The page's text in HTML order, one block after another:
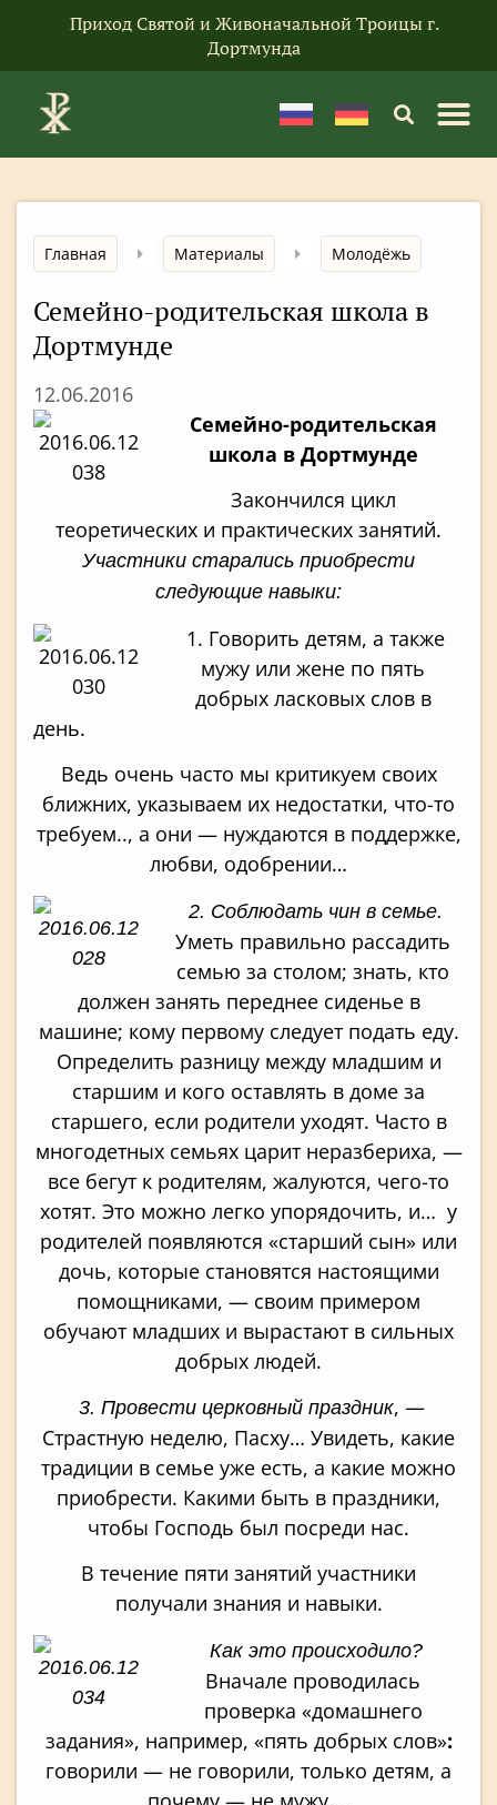
Приход Святой и Живоначальной Троицы г.
Дортмунда
Главная Материалы Молодёжь
Семейно-родительская школа в
Дортмунде
12.06.2016
Семейно-родительская
школа в Дортмунде
Закончился цикл
теоретических и практических занятий.
Участники старались приобрести
следующие навыки:
1. Говорить детям, а также
мужу или жене по пять
добрых ласковых слов в
Ведь очень часто мы критикуем своих
ближних, указываем их недостатки, что-то
требуем.., а они — нуждаются в поддержке,
любви, одобрении…
2. Соблюдать чин в семье.
Уметь правильно рассадить
семью за столом; знать, кто
должен занять переднее сиденье в
машине; кому первому следует подать еду.
Определить разницу между младшим и
старшим и кого оставлять в доме за
старшего, если родители уходят. Часто в
многодетных семьях царит неразбериха, —
все бегут к родителям, жалуются, чего-то
хотят. Это можно легко упорядочить, и… у
родителей появляются «старший сын» или
дочь, которые становятся настоящими
помощниками, — своим примером
обучают младших и вырастают в сильных
добрых людей.
3. Провести церковный праздник, —
Страстную неделю, Пасху… Увидеть, какие
традиции в семье уже есть, а какие можно
приобрести. Какими быть в праздники,
чтобы Господь был посреди нас.
В течение пяти занятий участники
получали знания и навыки.
Как это происходило?
Вначале проводилась
проверка «домашнего
задания», например, «пять добрых слов»:
говорили — не говорили, только детям, а